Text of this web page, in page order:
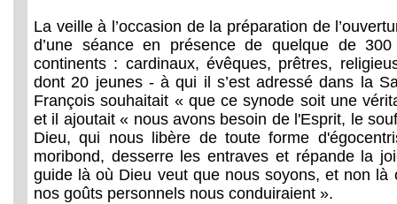
La veille à l’occasion de la préparation de
d’une séance en présence de quelque de
continents : cardinaux, évêques, prêtres,
dont 20 jeunes - à qui il s’est adressé dans la
François souhaitait « que ce synode soit une
et il ajoutait « nous avons besoin de l'Esprit, le
Dieu, qui nous libère de toute forme
moribond, desserre les entraves et répande la
guide là où Dieu veut que nous soyons, et non là
nos goûts personnels nous conduiraient ».